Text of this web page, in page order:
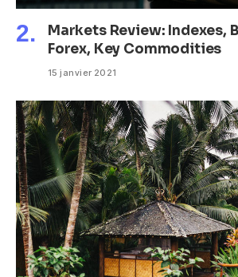
Markets Review: Indexes,
Forex, Key Commodities
15 janvier 2021